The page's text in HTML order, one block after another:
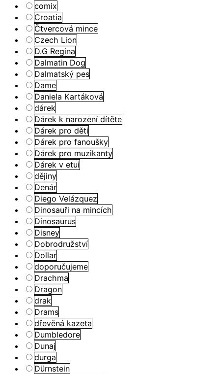
comix
Croatia
Čtvercová mince
Czech Lion
D.G Regina
Dalmatin Dog
Dalmatský pes
Dame
Daniela Kartáková
dárek
Dárek k narození dítěte
Dárek pro děti
Dárek pro fanoušky
Dárek pro muzikanty
Dárek v etui
dějiny
Denár
Diego Velázquez
Dinosauři na mincích
Dinosaurus
Disney
Dobrodružství
Dollar
doporučujeme
Drachma
Dragon
drak
Drams
dřevěná kazeta
Dumbledore
Dunaj
durga
Dürnstein